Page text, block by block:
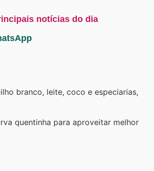
notícias do dia
branco, leite, coco e especiarias,
quentinha para aproveitar melhor